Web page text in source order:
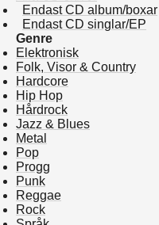
Endast CD album/boxar
Endast CD singlar/EP
Genre
Elektronisk
Folk, Visor & Country
Hardcore
Hip Hop
Hårdrock
Jazz & Blues
Metal
Pop
Progg
Punk
Reggae
Rock